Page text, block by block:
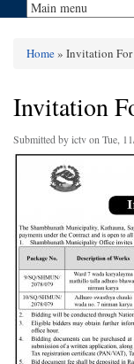
Home» Invitation For
Invitation
Submitted byictvon Tue,